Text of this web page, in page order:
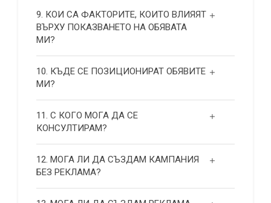
9. КОИ СА ФАКТОРИТЕ, КОИТО ВЛИЯЯТ
ВЪРХУ ПОКАЗВАНЕТО НА ОБЯВАТА
МИ?
10. КЪДЕ СЕ ПОЗИЦИОНИРАТ ОБЯВИТЕ
МИ?
11. С КОГО МОГА ДА СЕ
КОНСУЛТИРАМ?
12. МОГА ЛИ ДА СЪЗДАМ КАМПАНИЯ
БЕЗ РЕКЛАМА?